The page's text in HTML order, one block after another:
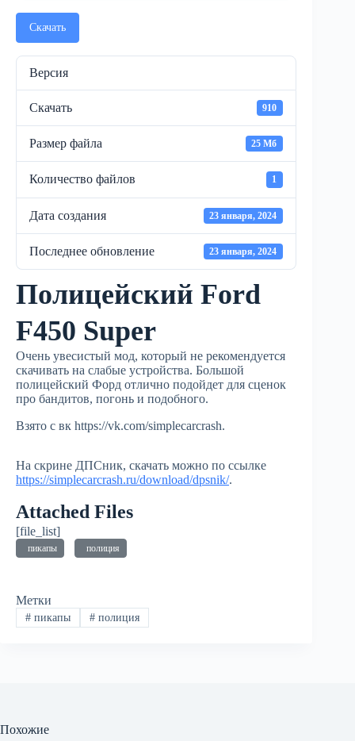
Скачать
Версия
Скачать 910
Размер файла 25 Мб
Количество файлов 1
Дата создания 23 января, 2024
Последнее обновление 23 января, 2024
Полицейский Ford
F450 Super
Очень увесистый мод, который не рекомендуется
скачивать на слабые устройства. Большой
полицейский Форд отлично подойдет для сценок
про бандитов, погонь и подобного.
Взято с вк https://vk.com/simplecarcrash.
На скрине ДПСник, скачать можно по ссылке
https://simplecarcrash.ru/download/dpsnik/.
Attached Files
[file_list]
пикапы полиция
Метки
#пикапы #полиция
Похожие